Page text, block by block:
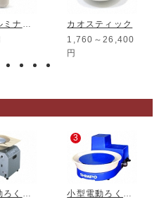
液体アルミナコート 1L
カオスティック
1,760～26,400
円
大型電動ろくろ RK-3D
3
小型電動ろくろ RK-5T